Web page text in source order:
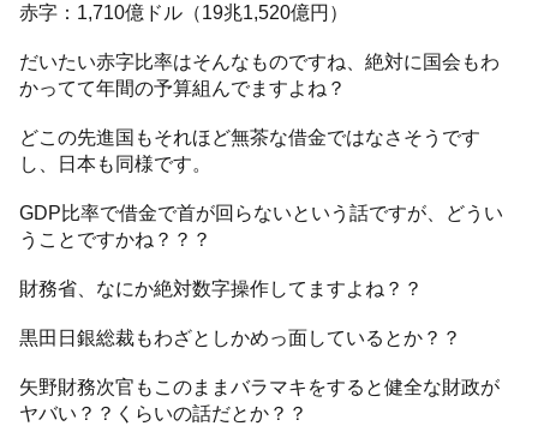
赤字：1,710億ドル（19兆1,520億円）
だいたい赤字比率はそんなものですね、絶対に国会もわ
かってて年間の予算組んでますよね？
どこの先進国もそれほど無茶な借金ではなさそうです
し、日本も同様です。
GDP比率で借金で首が回らないという話ですが、どうい
うことですかね？？？
財務省、なにか絶対数字操作してますよね？？
黒田日銀総裁もわざとしかめっ面しているとか？？
矢野財務次官もこのままバラマキをすると健全な財政が
ヤバい？？くらいの話だとか？？